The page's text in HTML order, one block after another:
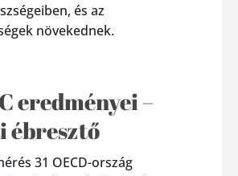
és az
növekednek.
eredményei –
ébresztő
31 OECD-ország